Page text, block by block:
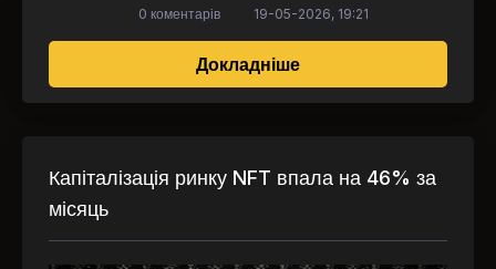
Докладнішепро Скандал з NFT:
0 коментарів 19-05-2026, 19:21
Капіталізація ринку NFT впала на 46% за
місяць